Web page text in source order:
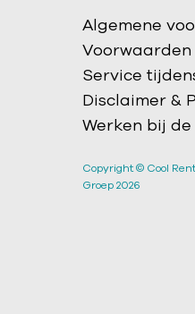
Algemene
Service
Disclaimer &
Werken bij
Copyright © Cool
Groep 2026